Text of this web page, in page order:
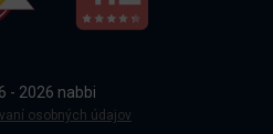
- 2026 nabbi
osobných údajov